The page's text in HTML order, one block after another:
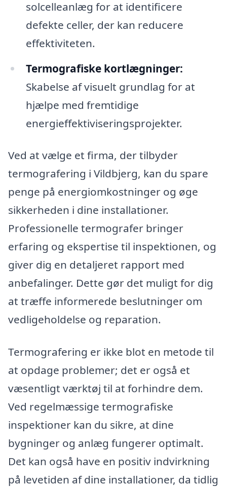
solcelleanlæg for at identificere
defekte celler, der kan reducere
effektiviteten.
Termografiske kortlægninger:
Skabelse af visuelt grundlag for at
hjælpe med fremtidige
energieffektiviseringsprojekter.
Ved at vælge et firma, der tilbyder
termografering i Vildbjerg, kan du spare
penge på energiomkostninger og øge
sikkerheden i dine installationer.
Professionelle termografer bringer
erfaring og ekspertise til inspektionen, og
giver dig en detaljeret rapport med
anbefalinger. Dette gør det muligt for dig
at træffe informerede beslutninger om
vedligeholdelse og reparation.
Termografering er ikke blot en metode til
at opdage problemer; det er også et
væsentligt værktøj til at forhindre dem.
Ved regelmæssige termografiske
inspektioner kan du sikre, at dine
bygninger og anlæg fungerer optimalt.
Det kan også have en positiv indvirkning
på levetiden af dine installationer, da tidlig